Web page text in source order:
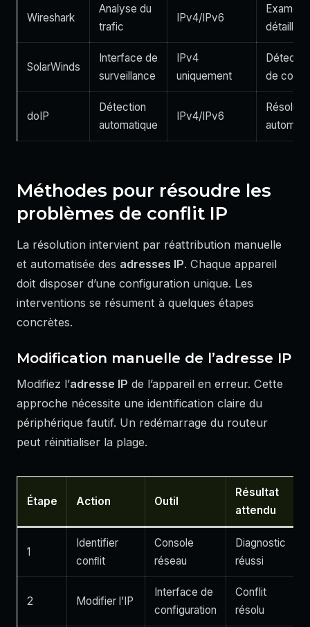
Wireshark
Analyse du
trafic
IPv4/IPv6
Examen
détaillé
SolarWinds
Interface de
surveillance
IPv4
uniquement
de conflit
doIP
Détection
automatique
IPv4/IPv6
Méthodes pour résoudre les
problèmes de conflit IP
La résolution intervient par réattribution manuelle
et automatisée des adresses IP. Chaque appareil
doit disposer d’une configuration unique. Les
interventions se résument à quelques étapes
concrètes.
Modification manuelle de l’adresse IP
Modifiez l’adresse IP de l’appareil en erreur. Cette
approche nécessite une identification claire du
périphérique fautif. Un redémarrage du routeur
peut réinitialiser la plage.
Étape Action Outil
Résultat
attendu
1
Identifier
conﬂit
Console
réseau
Diagnostic
réussi
2 Modifier l’IP
Interface de
configuration
Conflit
résolu